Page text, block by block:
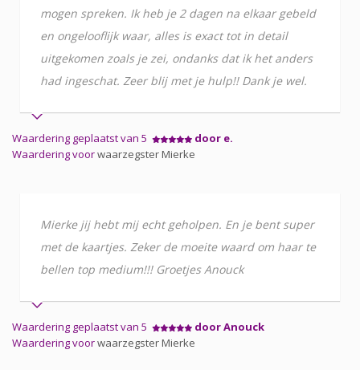
mogen spreken. Ik heb je 2 dagen na elkaar gebeld
en ongelooflijk waar, alles is exact tot in detail
uitgekomen zoals je zei, ondanks dat ik het anders
had ingeschat. Zeer blij met je hulp!! Dank je wel.
Waardering geplaatst van 5
door e.
Waardering voorwaarzegster Mierke
Mierke jij hebt mij echt geholpen. En je bent super
met de kaartjes. Zeker de moeite waard om haar te
bellen top medium!!! Groetjes Anouck
Waardering geplaatst van 5
door Anouck
Waardering voorwaarzegster Mierke